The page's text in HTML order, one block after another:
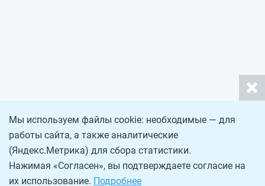
Мы используем файлы cookie: необходимые — для
работы сайта, а также аналитические
(Яндекс.Метрика) для сбора статистики.
Нажимая «Согласен», вы подтверждаете согласие на
их использование. Подробнее